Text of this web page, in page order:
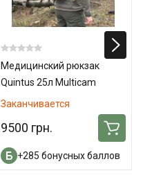
Медицинский рюкзак
Quintus 25л Multicam
Заканчивается
9500 грн.
+285 бонусных баллов